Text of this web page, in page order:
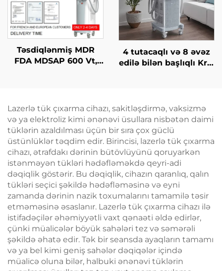
Təsdiqlənmiş MDR
FDA MDSAP 600 Vt,
nm, 808 nm, 940 nm,
1064 nm diod laser saç
çıxarma maşını
4 tutacaqlı və 8 əvəz
edilə bilən başlıqlı Krio
itirmə kosmetik maşın
Lazerlə tük çıxarma cihazı, sakitləşdirmə, vaksizmə
və ya elektroliz kimi ənənəvi üsullara nisbətən daimi
tüklərin azaldılması üçün bir sıra çox güclü
üstünlüklər təqdim edir. Birincisi, lazerlə tük çıxarma
cihazı, ətrafdakı dərinin bütövlüyünü qoruyarkən
istənməyən tükləri hədəfləməkdə qeyri-adi
dəqiqlik göstərir. Bu dəqiqlik, cihazın qaranlıq, qalın
tükləri seçici şəkildə hədəfləməsinə və eyni
zamanda dərinin nazik toxumalarını tamamilə təsir
etməməsinə əsaslanır. Lazerlə tük çıxarma cihazı ilə
istifadəçilər əhəmiyyətli vaxt qənaəti əldə edirlər,
çünki müalicələr böyük sahələri tez və səmərəli
şəkildə əhatə edir. Tək bir seansda ayaqların tamamı
və ya bel kimi geniş sahələr dəqiqələr içində
müalicə oluna bilər, halbuki ənənəvi tüklərin